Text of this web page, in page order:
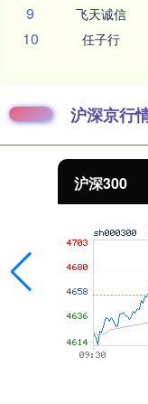
9 飞天诚信
10 任子行
沪深京行
沪深300